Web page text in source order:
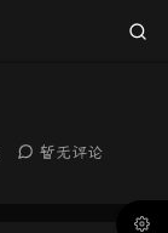
暂无评论